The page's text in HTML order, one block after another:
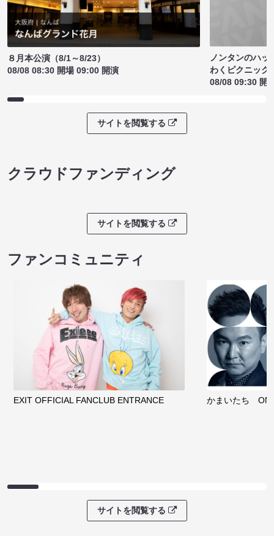
８月本公演（8/1～8/23）
08/08 08:30 開場 09:00 開演
ノンタンのハッ
わくピクニック
08/08 09:30 開
サイトを閲覧する
クラウドファンディング
サイトを閲覧する
ファンコミュニティ
EXIT OFFICIAL FANCLUB ENTRANCE かまいたち
サイトを閲覧する